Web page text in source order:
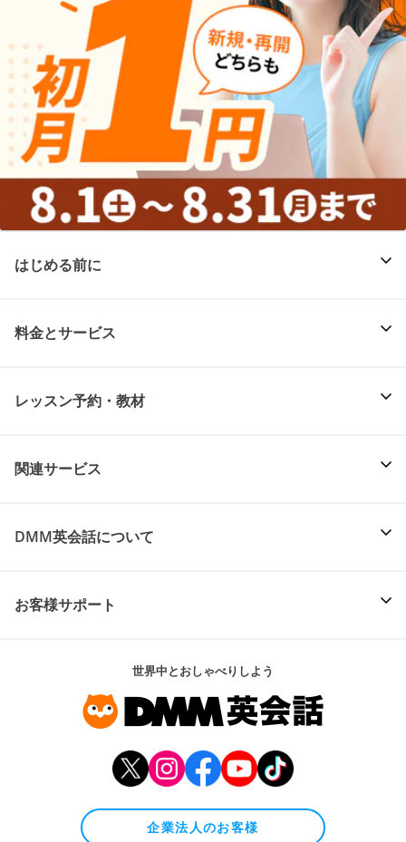
はじめる前に
料金とサービス
レッスン予約・教材
関連サービス
DMM英会話について
お客様サポート
世界中とおしゃべりしよう
企業法人のお客様